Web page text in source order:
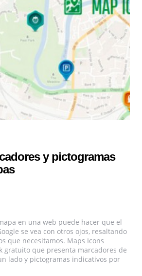
y pictogramas
en una web puede hacer que el
se vea con otros ojos, resaltando
que necesitamos. Maps Icons
gratuito que presenta marcadores de
lado y pictogramas indicativos por